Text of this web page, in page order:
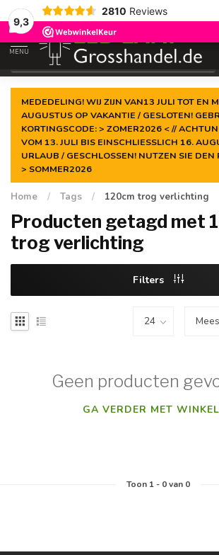
9,3
2810 Reviews
Gegarandeerde delaagste prijs
MENU
MEDEDELING! WIJ ZIJN VAN13 JULI TOT EN
AUGUSTUS OP VAKANTIE / GESLOTEN!
KORTINGSCODE: > ZOMER2026 < //
VOM 13. JULI BIS EINSCHLIESSLICH 16.
URLAUB / GESCHLOSSEN! NUTZEN SIE DEN
> SOMMER2026
Home / Tags / 120cm trog verlichting
Producten getagd met
trog verlichting
Filters
Geen producten
GA VERDER MET
Toon 1- 0van 0